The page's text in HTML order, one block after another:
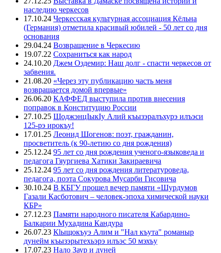
наследию черкесов
17.10.24 Черкесская культурная ассоциация Кёльна
(Германия) отметила красивый юбилей - 50 лет со дня
основания
29.04.24 Возвращение в Черкесию
19.07.22 Сохраниться как народ
24.10.20 Джем Оздемир: Наш долг - спасти черкесов от
забвения.
21.08.20 «Через эту публикацию часть меня
возвращается домой впервые»
26.06.20 КАФФЕД выступила против внесения
поправок в Конституцию России
27.10.25 ЩоджэнцIыкIу Алий къызэралъхурэ илъэси
125-рэ ирокъу!
17.01.25 Леонид Шогенов: поэт, гражданин,
просветитель (к 90-летию со дня рождения)
25.12.24 95 лет со дня рождения ученого-языковеда и
педагога Гяургиева Хатики Закираевича
25.12.24 95 лет со дня рождения литературоведа,
педагога, поэта Сокурова Мусарби Гисовича
30.10.24 В КБГУ прошел вечер памяти «Шурдумов
Газали Касботович – человек-эпоха химической науки
КБР»
27.12.23 Памяти народного писателя Кабардино-
Балкарии Мухадина Кандура
26.07.23 Кlыщокъуэ Алим и "Нал къута" романыр
дунейм къызэрытехьэрэ илъэс 50 мэхъу
17.07.23 Нало Заур и дуней